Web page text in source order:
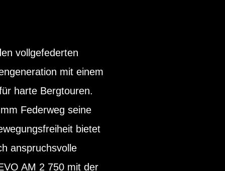
vollgefederten
mit einem
harte Bergtouren.
Federweg seine
bietet
anspruchsvolle
AM 2 750 mit der